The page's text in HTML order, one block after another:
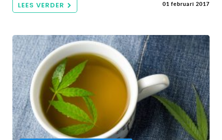
LEES VERDER 01 februari 2017